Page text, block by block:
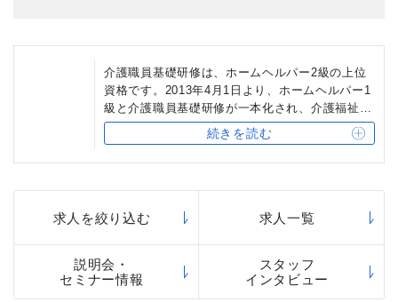
介護職員基礎研修は、ホームヘルパー2級の上位
資格です。2013年4月1日より、ホームヘルパー1
級と介護職員基礎研修が一本化され、介護福祉士
実務者研修となりました。介護職員基礎研修修了
者は、介護福祉士実務者研修の受講を一部免除さ
れます。
続きを読む
求人を絞り込む 求人一覧
説明会・
セミナー情報
スタッフ
インタビュー